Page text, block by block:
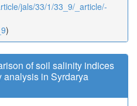
jals/33/1/33_9/_article/-
)
of soil salinity indices
analysis in Syrdarya